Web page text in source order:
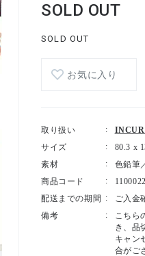
SOLD OUT
SOLD OUT
お気に入り
取り扱い
サイズ
80.3 x
素材
色鉛筆
商品コード
配送までの期間
ご入金
備考
こちら
き、品
キャン
合がご